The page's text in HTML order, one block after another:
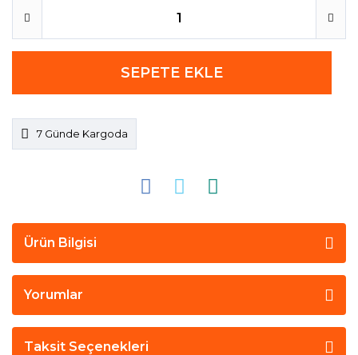
SEPETE EKLE
7 Günde Kargoda
Ürün Bilgisi
Yorumlar
Taksit Seçenekleri